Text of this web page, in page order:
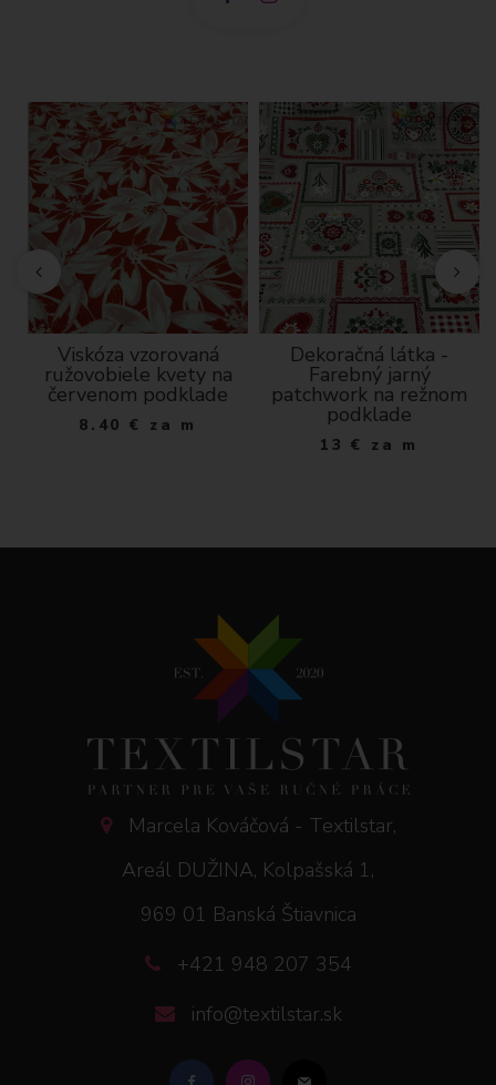
Viskóza vzorovaná
ružovobiele kvety na
červenom podklade
8.40 € za m
Dekoračná látka -
Farebný jarný
patchwork na režnom
podklade
13 € za m
Marcela Kováčová - Textilstar,
Areál DUŽINA, Kolpašská 1,
969 01 Banská Štiavnica
+421 948 207 354
info@textilstar.sk